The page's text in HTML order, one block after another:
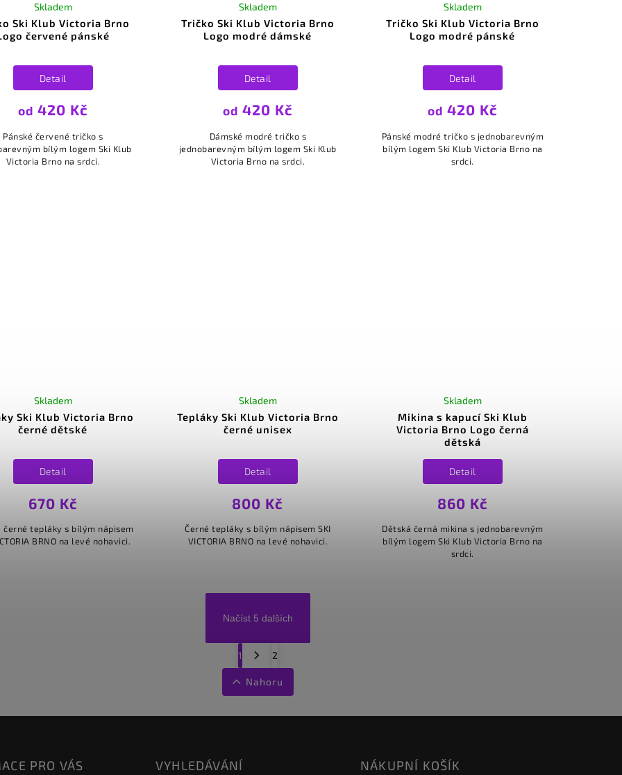
Ski Klub Victoria Brno
červené pánské
Skladem
od 420 Kč
Detail
Pánské červené tričko s
bílým logem Ski Klub
Victoria Brno na srdci.
Tričko Ski Klub Victoria Brno
Logo modré dámské
Skladem
od 420 Kč
Detail
Dámské modré tričko s
jednobarevným bílým logem Ski Klub
Victoria Brno na srdci.
Tričko Ski Klub Victoria Brno
Logo modré pánské
Skladem
od 420 Kč
Detail
Pánské modré tričko s jednobarevným
bílým logem Ski Klub Victoria Brno na
srdci.
Ski Klub Victoria Brno
černé dětské
Skladem
670 Kč
Detail
černé tepláky s bílým nápisem
BRNO na levé nohavici.
Tepláky Ski Klub Victoria Brno
černé unisex
Skladem
800 Kč
Detail
Černé tepláky s bílým nápisem SKI
VICTORIA BRNO na levé nohavici.
Mikina s kapucí Ski Klub
Victoria Brno Logo černá
dětská
Skladem
860 Kč
Detail
Dětská černá mikina s jednobarevným
bílým logem Ski Klub Victoria Brno na
srdci.
Načíst 5 dalších
1 2
Nahoru
PRO VÁS VYHLEDÁVÁNÍ NÁKUPNÍ KOŠÍK